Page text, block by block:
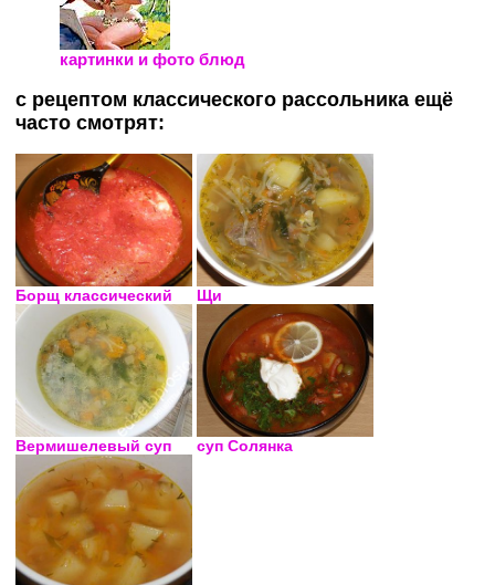
картинки и фото блюд
с рецептом классического рассольника ещё
часто смотрят:
Борщ классический Щи
Вермишелевый суп суп Солянка